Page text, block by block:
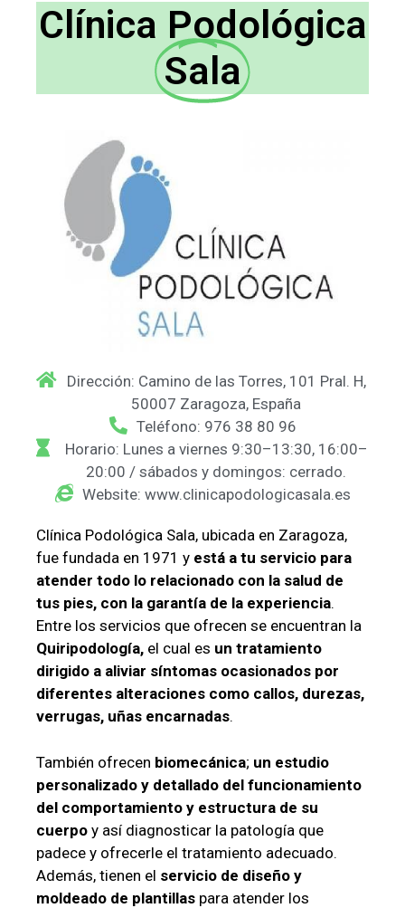
Clínica Podológica
Sala
Dirección: Camino de las Torres, 101 Pral. H,
50007 Zaragoza, España
Teléfono: 976 38 80 96
Horario: Lunes a viernes 9:30–13:30, 16:00–
20:00 / sábados y domingos: cerrado.
Website: www.clinicapodologicasala.es
Clínica Podológica Sala, ubicada en Zaragoza,
fue fundada en 1971 y está a tu servicio para
atender todo lo relacionado con la salud de
tus pies, con la garantía de la experiencia.
Entre los servicios que ofrecen se encuentran la
Quiripodología, el cual es un tratamiento
dirigido a aliviar síntomas ocasionados por
diferentes alteraciones como callos, durezas,
verrugas, uñas encarnadas.
También ofrecen biomecánica; un estudio
personalizado y detallado del funcionamiento
del comportamiento y estructura de su
cuerpo y así diagnosticar la patología que
padece y ofrecerle el tratamiento adecuado.
Además, tienen el servicio de diseño y
moldeado de plantillas para atender los